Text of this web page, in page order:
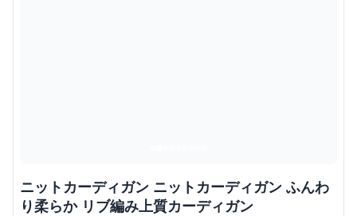
ニットカーディガン ニットカーディガン ふんわ
り柔らか リブ編み上質カーディガン